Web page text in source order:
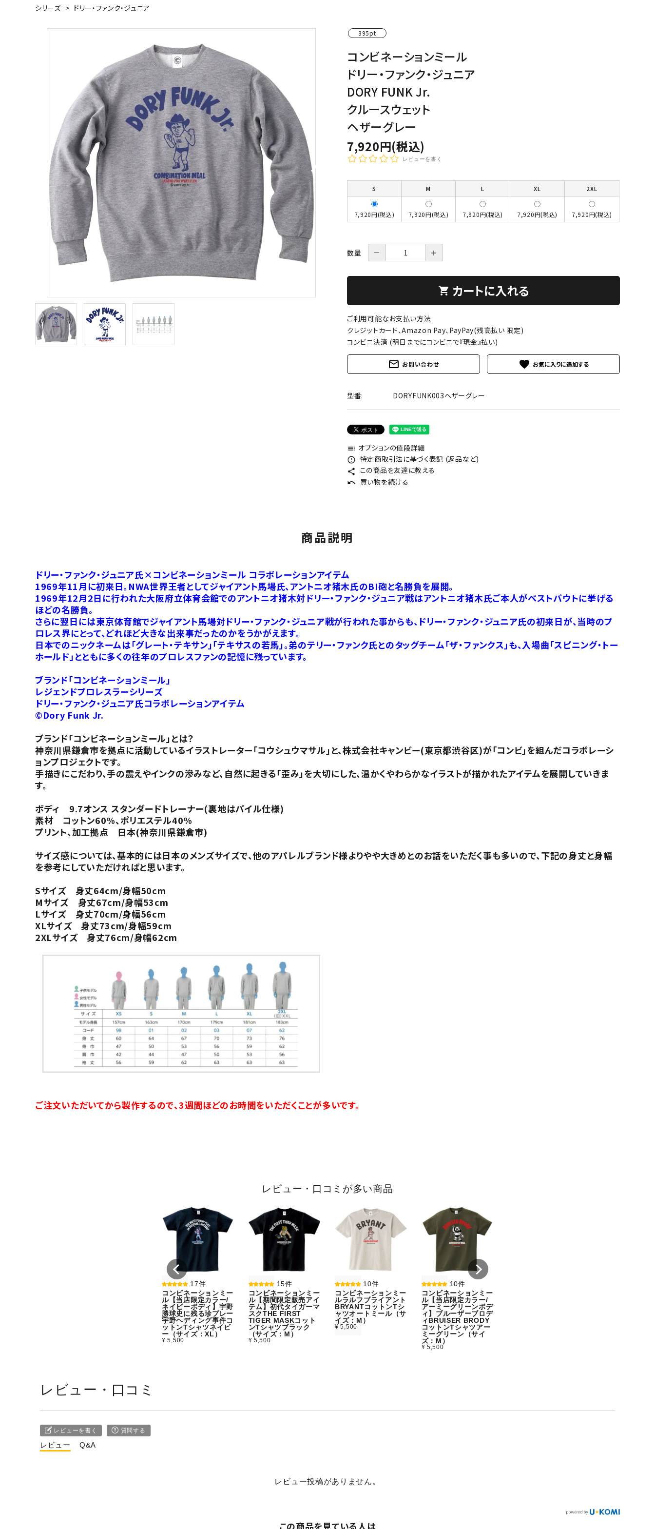
シリーズ > ドリー・ファンク・ジュニア
395pt
コンビネーションミール
ドリー・ファンク・ジュニア
DORY FUNK Jr.
クルースウェット
ヘザーグレー
7,920円(税込)
レビューを書く
S M L XL 2XL
7,920円(税込) 7,920円(税込) 7,920円(税込) 7,920円(税込) 7,920円(税込)
数量 － ＋
shopping_cart カートに入れる
ご利用可能なお支払い方法
クレジットカード、Amazon Pay、PayPay(残高払い 限定)
コンビニ決済 (明日までにコンビニで『現金』払い)
mail_outline お問い合わせ favorite
型番: DORYFUNK003ヘザーグレー
toc オプションの値段詳細
error_outline 特定商取引法に基づく表記 (返品など)
share この商品を友達に教える
undo 買い物を続ける
商品説明
ドリー・ファンク・ジュニア氏×コンビネーションミール コラボレーションアイテム
1969年11月に初来日。NWA世界王者としてジャイアント馬場氏、アントニオ猪木氏のBI砲と名勝負を展開。
1969年12月2日に行われた大阪府立体育会館でのアントニオ猪木対ドリー・ファンク・ジュニア戦はアントニオ猪木氏ご本人がベストバウトに挙げる
ほどの名勝負。
さらに翌日には東京体育館でジャイアント馬場対ドリー・ファンク・ジュニア戦が行われた事からも、ドリー・ファンク・ジュニア氏の初来日が、当時のプ
ロレス界にとって、どれほど大きな出来事だったのかをうかがえます。
日本でのニックネームは「グレート・テキサン」「テキサスの若馬」。弟のテリー・ファンク氏とのタッグチーム「ザ・ファンクス」も、入場曲「スピニング・トー
ホールド」とともに多くの往年のプロレスファンの記憶に残っています。
ブランド「コンビネーションミール」
レジェンドプロレスラーシリーズ
ドリー・ファンク・ジュニア氏コラボレーションアイテム
©Dory Funk Jr.
ブランド「コンビネーションミール」とは？
神奈川県鎌倉市を拠点に活動しているイラストレーター「コウシュウマサル」と、株式会社キャンビー(東京都渋谷区)が「コンビ」を組んだコラボレーシ
ョンプロジェクトです。
手描きにこだわり、手の震えやインクの滲みなど、自然に起きる「歪み」を大切にした、温かくやわらかなイラストが描かれたアイテムを展開していきま
す。
ボディ 9.7オンス スタンダードトレーナー(裏地はパイル仕様)
素材 コットン60%、ポリエステル40%
プリント、加工拠点 日本(神奈川県鎌倉市)
サイズ感については、基本的には日本のメンズサイズで、他のアパレルブランド様よりやや大きめとのお話をいただく事も多いので、下記の身丈と身幅
を参考にしていただければと思います。
Sサイズ 身丈64cm/身幅50cm
Mサイズ 身丈67cm/身幅53cm
Lサイズ 身丈70cm/身幅56cm
XLサイズ 身丈73cm/身幅59cm
2XLサイズ 身丈76cm/身幅62cm
ご注文いただいてから製作するので、3週間ほどのお時間をいただくことが多いです。
レビュー・口コミが多い商品
17件
コンビネーションミー
ル【当店限定カラー/
ネイビーボディ】宇野
勝球史に残る珍プレー
宇野ヘディング事件コ
ットンTシャツネイビ
ー（サイズ：XL）
¥ 5,500
15件
コンビネーションミー
ル【期間限定販売アイ
テム】初代タイガーマ
スクTHE FIRST
TIGER MASKコット
ンTシャツブラック
（サイズ：M）
¥ 5,500
10件
コンビネーションミー
ルラルフブライアント
BRYANTコットンTシ
ャツオートミール（サ
イズ：M）
¥ 5,500
10件
コンビネーションミー
ル【当店限定カラー/
アーミーグリーンボデ
ィ】ブルーザーブロデ
ィBRUISER BRODY
コットンTシャツアー
ミーグリーン（サイ
ズ：M）
¥ 5,500
レビュー・口コミ
レビューを書く 質問する
レビュー Q&A
レビュー投稿がありません。
この商品を見ている人は